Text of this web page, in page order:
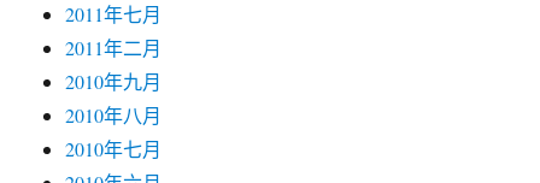
2011年七月
2011年二月
2010年九月
2010年八月
2010年七月